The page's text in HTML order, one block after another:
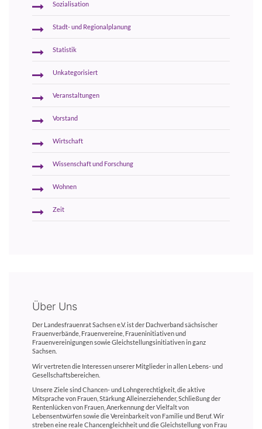
Sozialisation
Stadt- und Regionalplanung
Statistik
Unkategorisiert
Veranstaltungen
Vorstand
Wirtschaft
Wissenschaft und Forschung
Wohnen
Zeit
Über Uns
Der Landesfrauenrat Sachsen e.V. ist der Dachverband sächsischer
Frauenverbände, Frauenvereine, Fraueninitiativen und
Frauenvereinigungen sowie Gleichstellungsinitiativen in ganz
Sachsen.
Wir vertreten die Interessen unserer Mitglieder in allen Lebens- und
Gesellschaftsbereichen.
Unsere Ziele sind Chancen- und Lohngerechtigkeit, die aktive
Mitsprache von Frauen, Stärkung Alleinerziehender, Schließung der
Rentenlücken von Frauen, Anerkennung der Vielfalt von
Lebensentwürfen sowie die Vereinbarkeit von Familie und Beruf. Wir
streben eine reale Chancengleichheit und die Gleichstellung von Frau